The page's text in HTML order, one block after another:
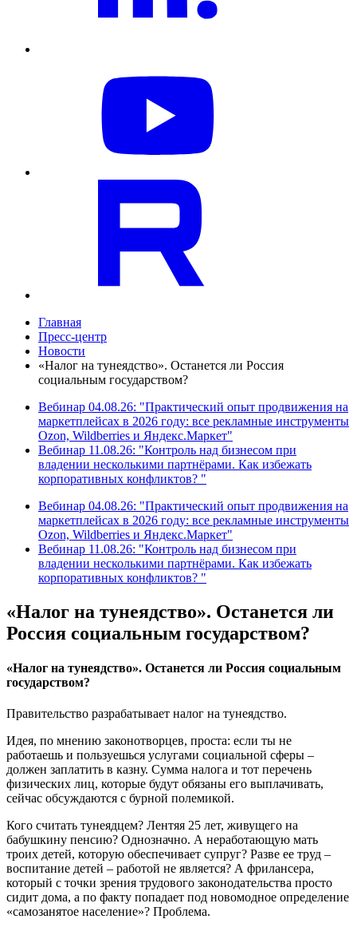
Главная
Пресс-центр
Новости
«Налог на тунеядство». Останется ли Россия
социальным государством?
Вебинар 04.08.26: "Практический опыт продвижения на
маркетплейсах в 2026 году: все рекламные инструменты
Ozon, Wildberries и Яндекс.Маркет"
Вебинар 11.08.26: "Контроль над бизнесом при
владении несколькими партнёрами. Как избежать
корпоративных конфликтов? "
Вебинар 04.08.26: "Практический опыт продвижения на
маркетплейсах в 2026 году: все рекламные инструменты
Ozon, Wildberries и Яндекс.Маркет"
Вебинар 11.08.26: "Контроль над бизнесом при
владении несколькими партнёрами. Как избежать
корпоративных конфликтов? "
«Налог на тунеядство». Останется ли
Россия социальным государством?
«Налог на тунеядство». Останется ли Россия социальным
государством?
Правительство разрабатывает налог на тунеядство.
Идея, по мнению законотворцев, проста: если ты не
работаешь и пользуешься услугами социальной сферы –
должен заплатить в казну. Сумма налога и тот перечень
физических лиц, которые будут обязаны его выплачивать,
сейчас обсуждаются с бурной полемикой.
Кого считать тунеядцем? Лентяя 25 лет, живущего на
бабушкину пенсию? Однозначно. А неработающую мать
троих детей, которую обеспечивает супруг? Разве ее труд –
воспитание детей – работой не является? А фрилансера,
который с точки зрения трудового законодательства просто
сидит дома, а по факту попадает под новомодное определение
«самозанятое население»? Проблема.